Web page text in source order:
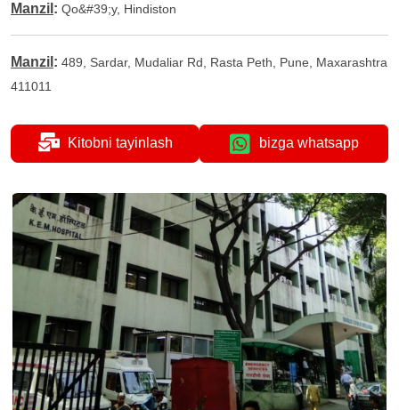
Manzil : Qo&#39;y, Hindiston
Manzil : 489, Sardar, Mudaliar Rd, Rasta Peth, Pune, Maxarashtra
411011
Kitobni tayinlash bizga whatsapp